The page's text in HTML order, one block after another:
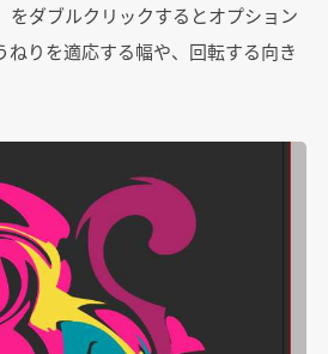
をダブルクリックするとオプション
ねりを適応する幅や、回転する向き